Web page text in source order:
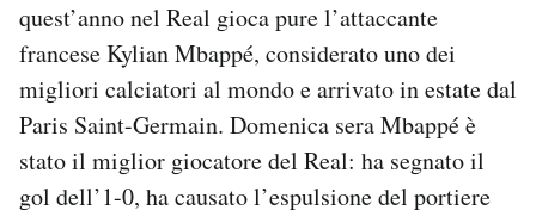
quest’anno nel Real gioca pure l’attaccante
francese Kylian Mbappé, considerato uno dei
migliori calciatori al mondo e arrivato in estate dal
Paris Saint-Germain. Domenica sera Mbappé è
stato il miglior giocatore del Real: ha segnato il
gol dell’1-0, ha causato l’espulsione del portiere